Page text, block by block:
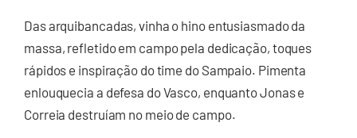
Das arquibancadas, vinha o hino entusiasmado da
massa, refletido em campo pela dedicação, toques
rápidos e inspiração do time do Sampaio. Pimenta
enlouquecia a defesa do Vasco, enquanto Jonas e
Correia destruíam no meio de campo.